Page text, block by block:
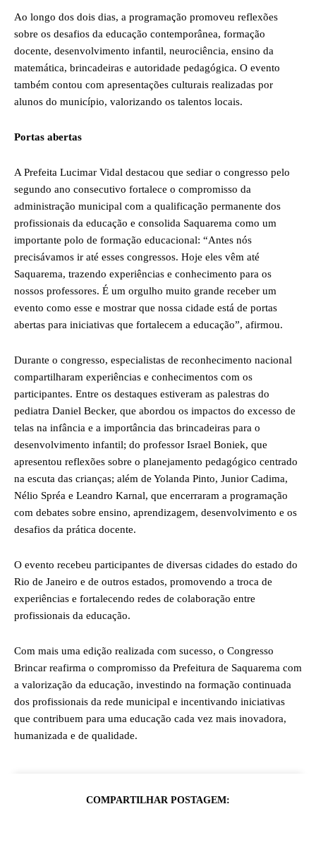
Ao longo dos dois dias, a programação promoveu reflexões
sobre os desafios da educação contemporânea, formação
docente, desenvolvimento infantil, neurociência, ensino da
matemática, brincadeiras e autoridade pedagógica. O evento
também contou com apresentações culturais realizadas por
alunos do município, valorizando os talentos locais.
Portas abertas
A Prefeita Lucimar Vidal destacou que sediar o congresso pelo
segundo ano consecutivo fortalece o compromisso da
administração municipal com a qualificação permanente dos
profissionais da educação e consolida Saquarema como um
importante polo de formação educacional: “Antes nós
precisávamos ir até esses congressos. Hoje eles vêm até
Saquarema, trazendo experiências e conhecimento para os
nossos professores. É um orgulho muito grande receber um
evento como esse e mostrar que nossa cidade está de portas
abertas para iniciativas que fortalecem a educação”, afirmou.
Durante o congresso, especialistas de reconhecimento nacional
compartilharam experiências e conhecimentos com os
participantes. Entre os destaques estiveram as palestras do
pediatra Daniel Becker, que abordou os impactos do excesso de
telas na infância e a importância das brincadeiras para o
desenvolvimento infantil; do professor Israel Boniek, que
apresentou reflexões sobre o planejamento pedagógico centrado
na escuta das crianças; além de Yolanda Pinto, Junior Cadima,
Nélio Spréa e Leandro Karnal, que encerraram a programação
com debates sobre ensino, aprendizagem, desenvolvimento e os
desafios da prática docente.
O evento recebeu participantes de diversas cidades do estado do
Rio de Janeiro e de outros estados, promovendo a troca de
experiências e fortalecendo redes de colaboração entre
profissionais da educação.
Com mais uma edição realizada com sucesso, o Congresso
Brincar reafirma o compromisso da Prefeitura de Saquarema com
a valorização da educação, investindo na formação continuada
dos profissionais da rede municipal e incentivando iniciativas
que contribuem para uma educação cada vez mais inovadora,
humanizada e de qualidade.
COMPARTILHAR POSTAGEM: